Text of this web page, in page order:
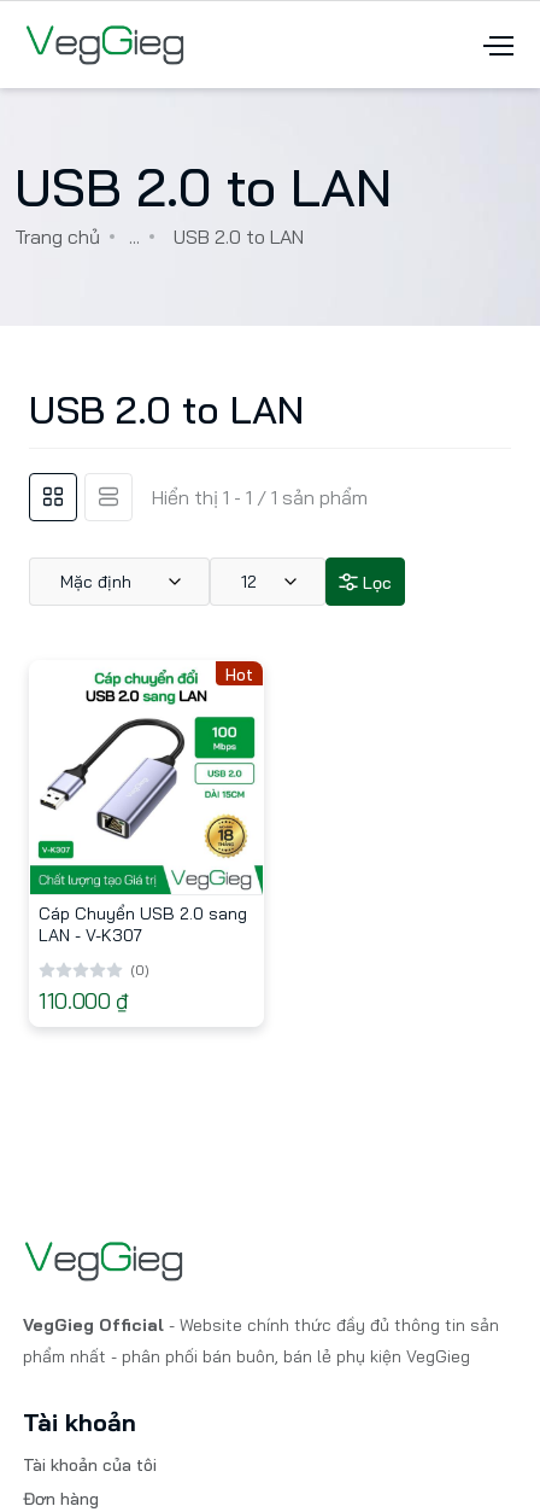
USB 2.0 to LAN
Trang chủ ... USB 2.0 to LAN
USB 2.0 to LAN
Hiển thị 1 - 1 / 1 sản phẩm
Mặc định 12 Lọc
Hot
Cáp Chuyển USB 2.0 sang
LAN - V-K307
(0)
110.000 ₫
VegGieg Official - Website chính thức đầy đủ thông tin sản
phẩm nhất - phân phối bán buôn, bán lẻ phụ kiện VegGieg
Tài khoản
Tài khoản của tôi
Đơn hàng